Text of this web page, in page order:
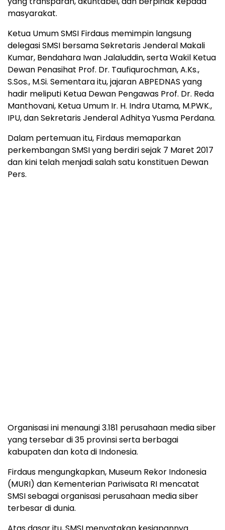
masyarakat.
Ketua Umum SMSI Firdaus memimpin langsung
delegasi SMSI bersama Sekretaris Jenderal Makali
Kumar, Bendahara Iwan Jalaluddin, serta Wakil Ketua
Dewan Penasihat Prof. Dr. Taufiqurochman, A.Ks.,
S.Sos., M.Si. Sementara itu, jajaran ABPEDNAS yang
hadir meliputi Ketua Dewan Pengawas Prof. Dr. Reda
Manthovani, Ketua Umum Ir. H. Indra Utama, M.PWK.,
IPU, dan Sekretaris Jenderal Adhitya Yusma Perdana.
Dalam pertemuan itu, Firdaus memaparkan
perkembangan SMSI yang berdiri sejak 7 Maret 2017
dan kini telah menjadi salah satu konstituen Dewan
Pers.
Organisasi ini menaungi 3.181 perusahaan media siber
yang tersebar di 35 provinsi serta berbagai
kabupaten dan kota di Indonesia.
Firdaus mengungkapkan, Museum Rekor Indonesia
(MURI) dan Kementerian Pariwisata RI mencatat
SMSI sebagai organisasi perusahaan media siber
terbesar di dunia.